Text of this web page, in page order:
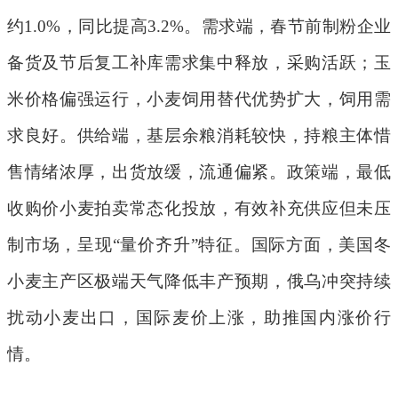
约1.0% ，同比提高3.2%。需求端，春节前制粉企业
备货及节后复工补库需求集中释放，采购活跃；玉
米价格偏强运行，小麦饲用替代优势扩大，饲用需
求良好。供给端，基层余粮消耗较快，持粮主体惜
售情绪浓厚，出货放缓，流通偏紧。政策端，最低
收购价小麦拍卖常态化投放，有效补充供应但未压
制市场，呈现“量价齐升”特征。国际方面，美国冬
小麦主产区极端天气降低丰产预期，俄乌冲突持续
扰动小麦出口，国际麦价上涨，助推国内涨价行
情。